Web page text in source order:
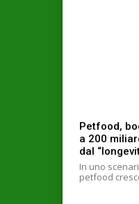
Petfood,
a 200
dal
In uno
petfood